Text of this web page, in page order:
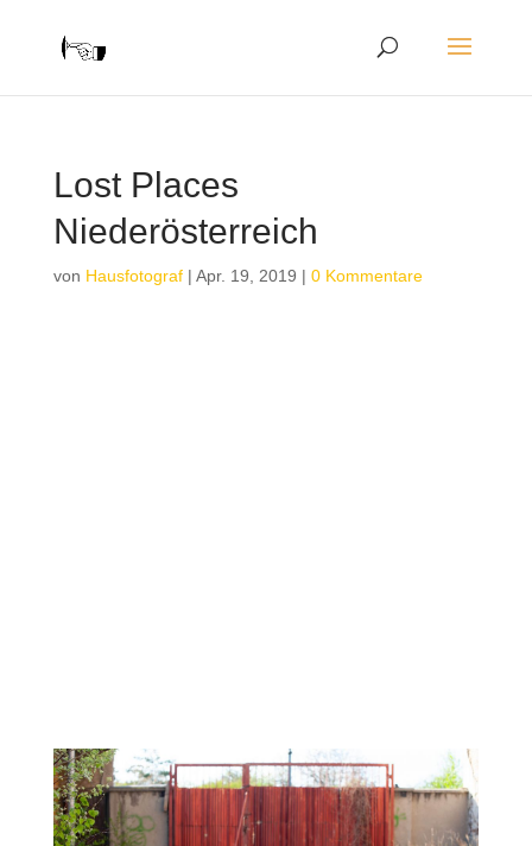
Lost Places
Niederösterreich
von Hausfotograf| Apr. 19, 2019 | 0 Kommentare